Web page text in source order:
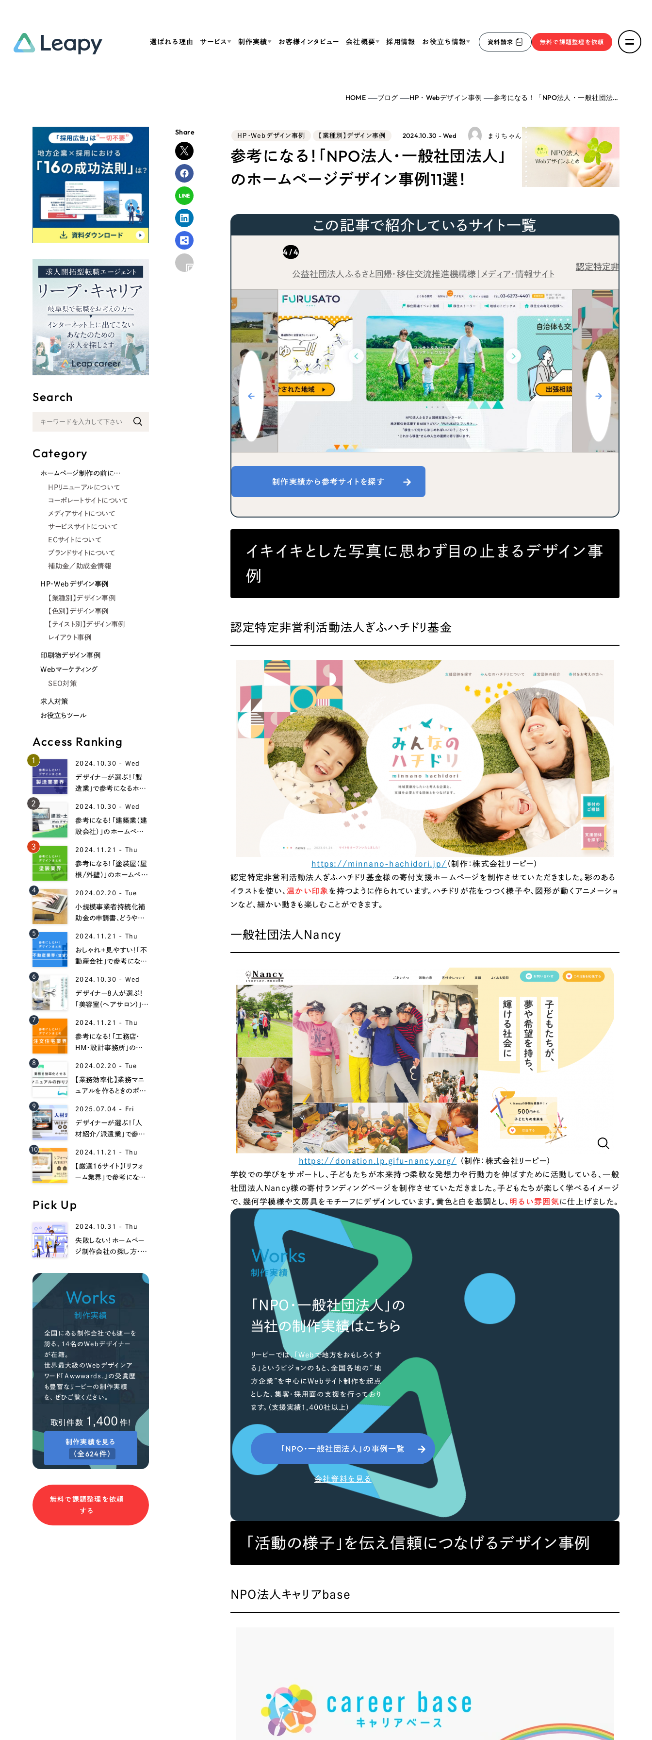
選ばれる理由 サービス
一過性の広告に頼らず、
「仕組み」と「ノウハウ」を残す資産型DX
支援をご提供します
ブランドサイト制作
マーケティング代行
SEO対策によるアクセス獲得、反響獲得などの"Webマーケティン
広報支援などのオフライン領域のマーケティングまでまるっと代行
リープ・キャリア 人材紹介サービス
完全成功報酬型のスカウト型ハイクラス人材紹介（岐阜・愛
Pace ／クラウド型工数管理ツール
日報ツールで案件ごとの営業利益をリアルタイムに可視化
制作実績
全国1,400社以上の支援実績の中か
実績の一部をご紹介します
ブックマークしたサイト
コーポレート・企業サイト
求人・採用サイト （61件）
ECサイト（オンラインショップ） （43件）
ポータルサイト・メディアサイト （39件）
ブランディング（ロゴ・印刷物） （90件）
その他
お客様インタビュー 会社概要
可能性をひらくデザインで
しあわせな毎日をつくる
代表挨拶 SDGsへの取り組み
メディア掲載・取材依頼 新着情報
採用情報 お役立ち情報
リーピーによるお役立ち情報をご紹介し
お役立ち資料
すぐに使える資料をダウンロード
Webデザイン・Webマーケティングに関する情報を発信
広報ブログ
代表ブログ
代表川口が経営・Web戦略・地方創生に関する情報を発信
過去に配信したメールマガジンのアーカイブ
資料請求 無料で課題整理を依頼
Contact Us
初めてのサイト制作で何をすればいいかお困りのお客様も歓迎。
現状の課題抽出やサイトの目的の整理、サイトコンセプトの策定からお任
せください。もちろん、Web集客の戦略設計を具現化するサイト構成、デザ
イン、機能面までご提案します。
058-215-0066
資料請求する
Web Produce
採用サイト制作
ブランドサイト制作
ブランディング支援
お客様インタビュー
コーポレート・企業サイト （278件）
ブランドサイト・サービスサイト （85件）
求人・採用サイト （61件）
ECサイト（オンラインショップ） （43件）
LP（ランディングページ） （28件）
キャンペーン・プロモーションサイト （12件）
ブランディング（ロゴ・印刷物）
その他 （1件）
Outsourcing
アウトソーシング（代行支援）
その他のサービス
Company
会社情報
会社概要
代表挨拶
SDGsに向けた取り組み
メディア掲載と取材依頼
新着情報
採用情報
代表ブログ
メルマガアーカイブ
情報セキュリティ方針 AI倫理ポリシー
ウェブアクセシビリティ方針
Works
国内外のデザインアワードへの
受賞・ノミネートも多数！
取引実績全国1,400以上。
コーボレートサイトやECサイトなど、「コンサルティング型」でのWebサイト制作を承ります。
制作実績を見てみる
HOME ブログ HP・Webデザイン事例 参考になる！「NPO法人・一般社団法人」のホームページデザイン事例11選！
Search
Category
ホームページ制作の前に…
HPリニューアルについて
コーポレートサイトについて
メディアサイトについて
サービスサイトについて
ECサイトについて
ブランドサイトについて
補助金／助成金情報
HP・Webデザイン事例
【業種別】デザイン事例
【色別】デザイン事例
【テイスト別】デザイン事例
レイアウト事例
印刷物デザイン事例
Webマーケティング
SEO対策
求人対策
お役立ちツール
Access Ranking
1 2024.10.30 - Wed
デザイナーが選ぶ！「製
造業」で参考になるホー
19選！
2 2024.10.30 - Wed
参考になる！「建築業（建
設会社）」のホームペー
3 2024.11.21 - Thu
参考になる！「塗装屋（屋
根/外壁）」のホームペー
4 2024.02.20 - Tue
小規模事業者持続化補
助金の申請書、どうやっ
入例】
5 2024.11.21 - Thu
おしゃれ＋見やすい！「不
動産会社」で参考になる
35選！
6 2024.10.30 - Wed
デザイナー8人が選ぶ！
「美容室(ヘアサロン)」の
作成事例集！
7 2024.11.21 - Thu
参考になる！「工務店・
HM・設計事務所」のホ
選！
8 2024.02.20 - Tue
【業務効率化】業務マニ
ュアルを作るときのポイ
アルを作るときのメリット
9 2025.07.04 - Fri
デザイナーが選ぶ！「人
材紹介/派遣業」で参考
13選！
10 2024.11.21 - Thu
【厳選16サイト】「リフォ
ーム業界」で参考になる
Pick Up
2024.10.31 - Thu
失敗しない！ホームペー
ジ制作会社の探し方・選
解説！
Works
制作実績
全国にある制作会社でも随一を
誇る、14名のWebデザイナー
が在籍。
世界最大級のWebデザインア
ワード「Awwwards.」の受賞歴
も豊富なリーピーの制作実績
を、ぜひご覧ください。
取引件数 1,400 件!
制作実績を見る
（全624件）
無料で課題整理を依頼
する
HP・Webデザイン事例 【業種別】デザイン事例 2024.10.30 - Wed まりちゃん
参考になる！「NPO法人・一般社団法人」
のホームページデザイン事例11選！
この記事で紹介しているサイト一覧
益社団法人ふるさと回帰・移住交流推進機構様｜メディア・情報サイト
1 / 4
制作実績から参考サイトを探す
イキイキとした写真に思わず目の止まるデザイン事
例
認定特定非営利活動法人ぎふハチドリ基金
https://minnano-hachidori.jp/ （制作：株式会社リーピー）
認定特定非営利活動法人ぎふハチドリ基金様の寄付支援ホームページを制作させていただきました。彩のある
イラストを使い、温かい印象を持つように作られています。ハチドリが花をつつく様子や、図形が動くアニメーショ
ンなど、細かい動きも楽しむことができます。
一般社団法人Nancy
https://donation.lp.gifu-nancy.org/
（制作：株式会社リーピー）
学校での学びをサポートし、子どもたちが本来持つ柔軟な発想力や行動力を伸ばすために活動している、一般
社団法人Nancy様の寄付ランディングページを制作させていただきました。子どもたちが楽しく学べるイメージ
で、幾何学模様や文房具をモチーフにデザインしています。黄色と白を基調とし、 明るい雰囲気に仕上げました。
Works
制作実績
「NPO・一般社団法人」の
当社の制作実績はこちら
リーピーでは、「Webで地方をおもしろくす
る」というビジョンのもと、全国各地の”地
方企業”を中心にWebサイト制作を起点
とした、集客・採用面の支援を行っており
ます。（支援実績1,400社以上）
「NPO・一般社団法人」の事例一覧
会社資料を見る
「活動の様子」を伝え信頼につなげるデザイン事例
NPO法人キャリアbase
Share